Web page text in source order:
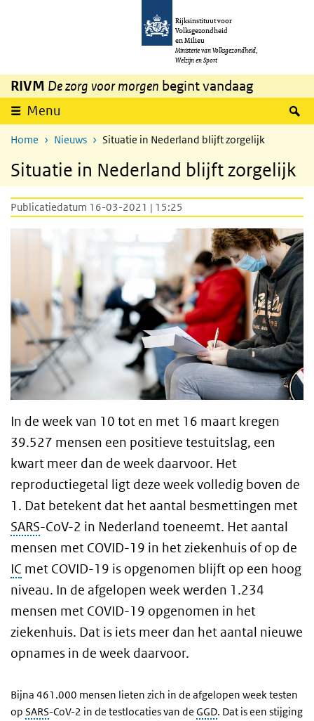
Overslaan en naar de inhoud gaan
Rijksinstituut voor
Volksgezondheid
en Milieu
Ministerie van Volksgezondheid,
Welzijn en Sport
RIVM De zorg voor morgen begint vandaag
Menu
Home Nieuws Situatie in Nederland blijft zorgelijk
Situatie in Nederland blijft zorgelijk
Publicatiedatum 16-03-2021 | 15:25
In de week van 10 tot en met 16 maart kregen
39.527 mensen een positieve testuitslag, een
kwart meer dan de week daarvoor. Het
reproductiegetal ligt deze week volledig boven de
1. Dat betekent dat het aantal besmettingen met
SARS-CoV-2 in Nederland toeneemt. Het aantal
mensen met COVID-19 in het ziekenhuis of op de
IC met COVID-19 is opgenomen blijft op een hoog
niveau. In de afgelopen week werden 1.234
mensen met COVID-19 opgenomen in het
ziekenhuis. Dat is iets meer dan het aantal nieuwe
opnames in de week daarvoor.
Bijna 461.000 mensen lieten zich in de afgelopen week testen
op SARS-CoV-2 in de testlocaties van de GGD. Dat is een stijging